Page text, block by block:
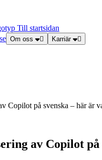
Till startsidan
Om oss Karriär
Copilot på svenska – här är
av Copilot